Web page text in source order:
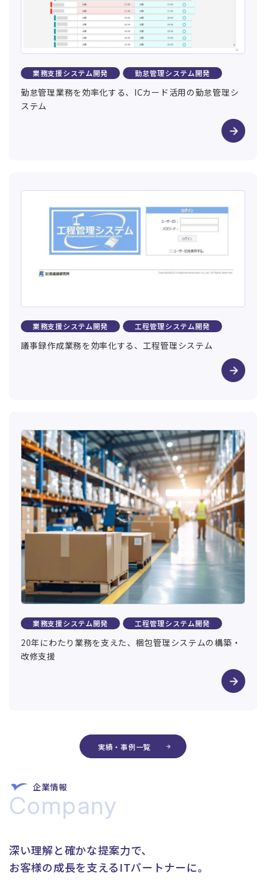
業務支援システム開発 勤怠管理システム開発
勤怠管理業務を効率化する、ICカード活用の勤怠管理シ
ステム
業務支援システム開発 工程管理システム開発
議事録作成業務を効率化する、工程管理システム
業務支援システム開発 工程管理システム開発
20年にわたり業務を支えた、梱包管理システムの構築・
改修支援
実績・事例一覧
企業情報
Company
深い理解と確かな提案⼒で、
お客様の成⻑を支えるITパートナーに。